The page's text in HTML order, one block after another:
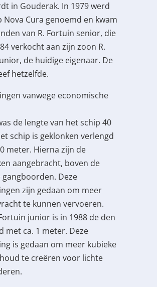
in Gouderak. In 1979 werd
Nova Cura genoemd en kwam
van R. Fortuin senior, die
verkocht aan zijn zoon R.
de huidige eigenaar. De
hetzelfde.
vanwege economische
de lengte van het schip 40
schip is geklonken verlengd
meter. Hierna zijn de
aangebracht, boven de
Deze
zijn gedaan om meer
te kunnen vervoeren.
junior is in 1988 de den
met ca. 1 meter. Deze
is gedaan om meer kubieke
te creëren voor lichte